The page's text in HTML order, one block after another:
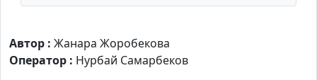
Автор : Жанара Жоробекова
Оператор : Нурбай Самарбеков